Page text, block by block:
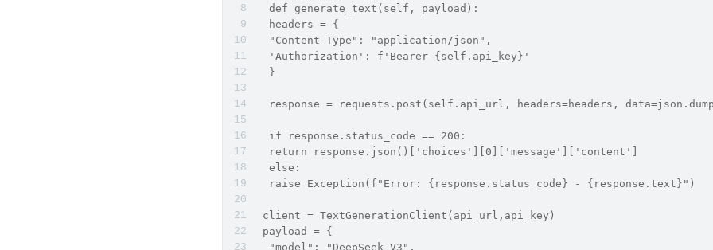
  def generate_text(self, payload):
  headers = {
  "Content-Type": "application/json",
  'Authorization': f'Bearer {self.api_key}'
  }
response = requests.post(self.api_url, headers=headers,
  if response.status_code == 200:
  return response.json()['choices'][0]['message']['content']
  else:
  raise Exception(f"Error: {response.status_code} - {response.text}")
client = TextGenerationClient(api_url,api_key)
payload = {
  "model": "DeepSeek-V3",